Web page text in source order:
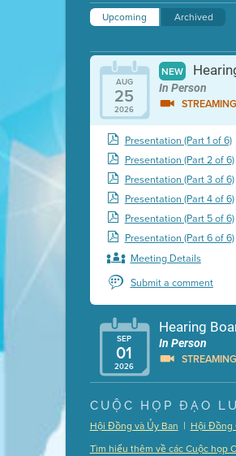
Upcoming Archived
AUG
25
2026
NEW
In Person
Presentation (Part 1 of 6)
Presentation (Part 2 of 6)
Presentation (Part 3 of 6)
Presentation (Part 4 of 6)
Presentation (Part 5 of 6)
Presentation (Part 6 of 6)
Meeting Details
Submit a comment
SEP
01
2026
Hearing
In Person
Presentation
Presentation
CUỘC HỌP ĐẠO
Hội Đồng và Ủy Ban | Hội Đồng
Tìm hiểu thêm về các Cuộc họp